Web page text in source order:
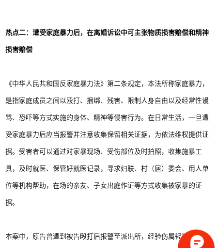
热点二：遭受家庭暴力后，在离婚诉讼中可主张物质损害赔偿和精神
损害赔偿
《中华人民共和国反家庭暴力法》第二条规定，本法所称家庭暴力，
是指家庭成员之间以殴打、捆绑、残害、限制人身自由以及经常性谩
骂、恐吓等方式实施的身体、精神等侵害行为。在日常生活，一旦遭
受家庭暴力后应当报警并注意收集保留相关证据，为依法维权提供证
据。受害者可以通过对家暴现场、受伤部位及时拍照，收集施暴工
具，及时就医、保管好就医记录，寻求妇联、村（居）委会、用人单
位等机构帮助，在场的亲友、子女出庭作证等方式收集被家暴的证
据。
本案中，原告曾遭到被告殴打后报警至派出所，经验伤属轻微伤，是